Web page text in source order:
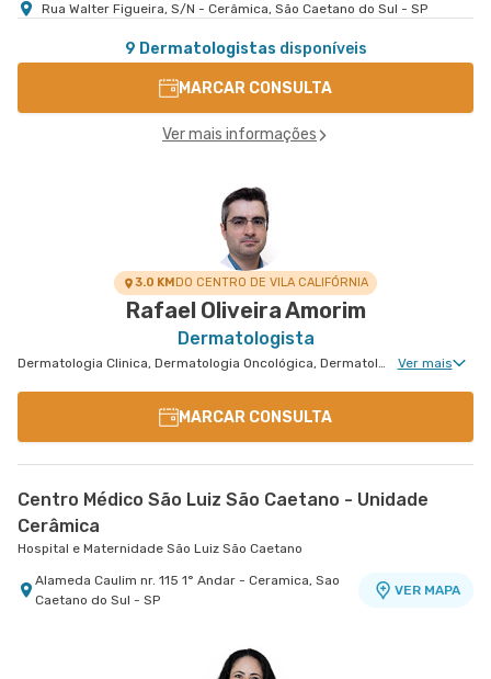
Rua Walter Figueira, S/N - Cerâmica, São Caetano do Sul - SP
9 Dermatologistas disponíveis
MARCAR CONSULTA
Ver mais informações
3.0 KMDO CENTRO DE VILA CALIFÓRNIA
Rafael Oliveira Amorim
Dermatologista
Dermatologia Clinica, Dermatologia Oncológica, Dermatologia de Tratamento de Psoríase, Dermatologia Tratamento de Dermatite Atópica, Dermatologiatratamento de Urticária Crônica, Dermatologia de Tratamento de Hidradenite Ver mais
MARCAR CONSULTA
Centro Médico São Luiz São Caetano - Unidade
Cerâmica
Hospital e Maternidade São Luiz São Caetano
Alameda Caulim nr. 115 1° Andar - Ceramica, Sao
Caetano do Sul - SP
VER MAPA